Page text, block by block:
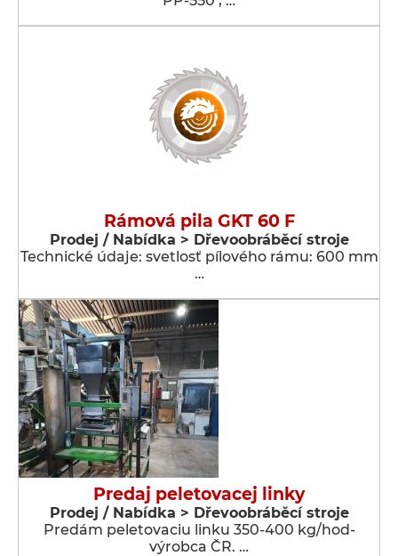
Rámová pila GKT 60 F
Prodej / Nabídka > Dřevoobráběcí stroje
Technické údaje: svetlosť pílového rámu: 600 mm
…
Predaj peletovacej linky
Prodej / Nabídka > Dřevoobráběcí stroje
Predám peletovaciu linku 350-400 kg/hod-
výrobca ČR. …